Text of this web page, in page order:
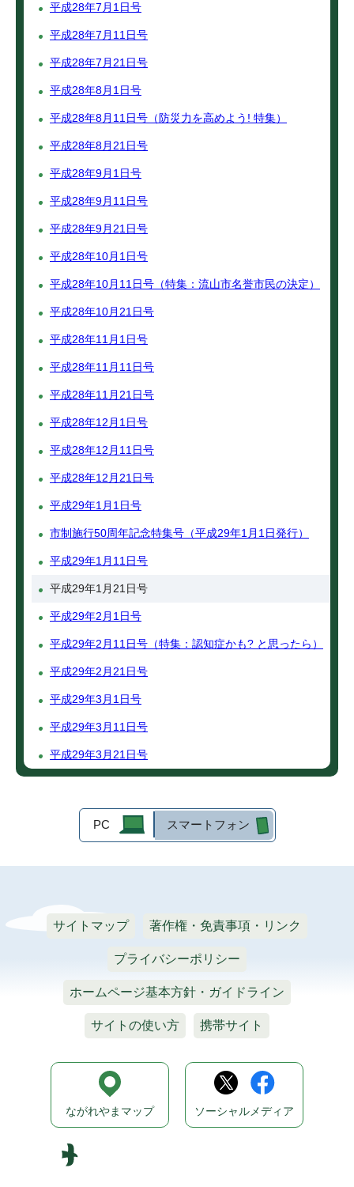
平成28年7月1日号
平成28年7月11日号
平成28年7月21日号
平成28年8月1日号
平成28年8月11日号（防災力を高めよう! 特集）
平成28年8月21日号
平成28年9月1日号
平成28年9月11日号
平成28年9月21日号
平成28年10月1日号
平成28年10月11日号（特集：流山市名誉市民の決定）
平成28年10月21日号
平成28年11月1日号
平成28年11月11日号
平成28年11月21日号
平成28年12月1日号
平成28年12月11日号
平成28年12月21日号
平成29年1月1日号
市制施行50周年記念特集号（平成29年1月1日発行）
平成29年1月11日号
平成29年1月21日号
平成29年2月1日号
平成29年2月11日号（特集：認知症かも? と思ったら）
平成29年2月21日号
平成29年3月1日号
平成29年3月11日号
平成29年3月21日号
PC スマートフォン
サイトマップ 著作権・免責事項・リンク
プライバシーポリシー
ホームページ基本方針・ガイドライン
サイトの使い方 携帯サイト
ながれやまマップ ソーシャルメディア